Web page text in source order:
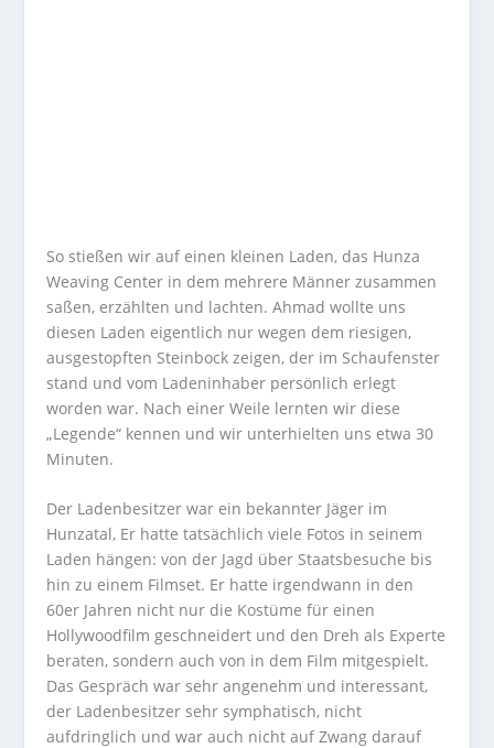
So stießen wir auf einen kleinen Laden, das Hunza
Weaving Center in dem mehrere Männer zusammen
saßen, erzählten und lachten. Ahmad wollte uns
diesen Laden eigentlich nur wegen dem riesigen,
ausgestopften Steinbock zeigen, der im Schaufenster
stand und vom Ladeninhaber persönlich erlegt
worden war. Nach einer Weile lernten wir diese
„Legende“ kennen und wir unterhielten uns etwa 30
Minuten.
Der Ladenbesitzer war ein bekannter Jäger im
Hunzatal, Er hatte tatsächlich viele Fotos in seinem
Laden hängen: von der Jagd über Staatsbesuche bis
hin zu einem Filmset. Er hatte irgendwann in den
60er Jahren nicht nur die Kostüme für einen
Hollywoodfilm geschneidert und den Dreh als Experte
beraten, sondern auch von in dem Film mitgespielt.
Das Gespräch war sehr angenehm und interessant,
der Ladenbesitzer sehr symphatisch, nicht
aufdringlich und war auch nicht auf Zwang darauf